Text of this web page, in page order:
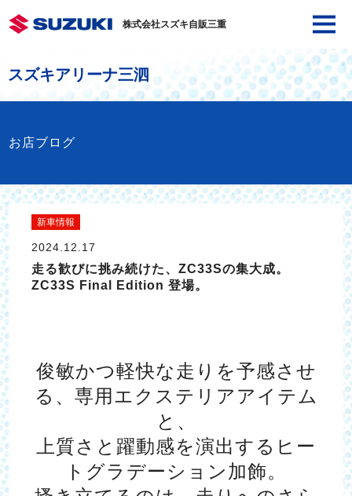
株式会社スズキ自販三重
スズキアリーナ三泗
お店ブログ
新車情報
2024.12.17
走る歓びに挑み続けた、ZC33Sの集大成。
ZC33S Final Edition 登場。
俊敏かつ軽快な走りを予感させ
る、専用エクステリアアイテム
と、
上質さと躍動感を演出するヒー
トグラデーション加飾。